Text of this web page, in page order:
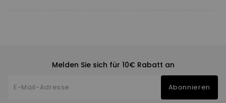
Melden Sie sich für 10€ Rabatt an
Abonnieren